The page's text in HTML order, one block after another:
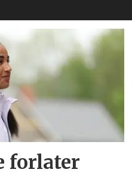
forlater